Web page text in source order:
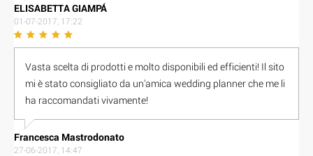
E L I S A B E T T A G I A M P Á
01-07-2017, 17:22
Vasta scelta di prodotti e molto disponibili ed efficienti! Il sito
mi è stato consigliato da un'amica wedding planner che me li
ha raccomandati vivamente!
Francesca Mastrodonato
27-06-2017, 14:47